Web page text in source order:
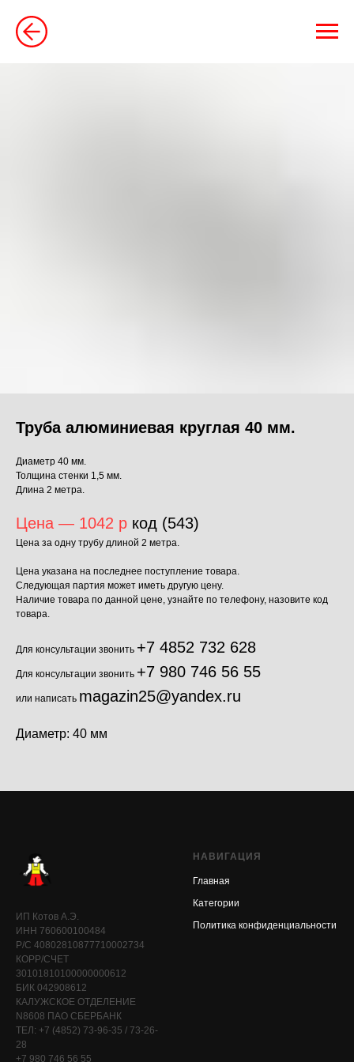
Труба алюминиевая круглая 40 мм.
Диаметр 40 мм.
Толщина стенки 1,5 мм.
Длина 2 метра.
Цена — 1042 р код (543)
Цена за одну трубу длиной 2 метра.
Цена указана на последнее поступление товара.
Следующая партия может иметь другую цену.
Наличие товара по данной цене, узнайте по телефону, назовите код
товара.
Для консультации звонить +7 4852 732 628
Для консультации звонить +7 980 746 56 55
или написать magazin25@yandex.ru
Диаметр: 40 мм
ИП Котов А.Э.
ИНН 760600100484
Р/С 40802810877710002734
КОРР/СЧЕТ
30101810100000000612
БИК 042908612
КАЛУЖСКОЕ ОТДЕЛЕНИЕ
N8608 ПАО СБЕРБАНК
ТЕЛ: +7 (4852) 73-96-35 / 73-26-
28
+7 980 746 56 55
НАВИГАЦИЯ
Главная
Категории
Политика конфиденциальности